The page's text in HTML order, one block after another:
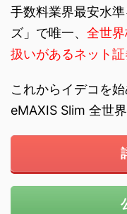
手数料業界最安水
ズ」で唯一、 全世
扱いがあるネット証
これからイデコを
eMAXIS Slim 全世